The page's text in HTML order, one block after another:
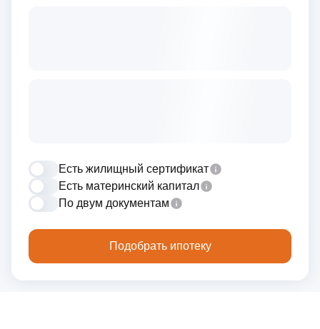
Есть жилищный сертификат
Есть материнский капитал
По двум документам
Подобрать ипотеку